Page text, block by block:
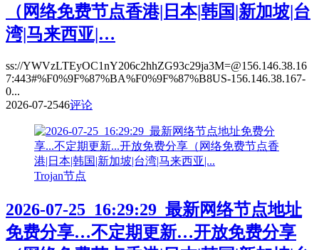
（网络免费节点香港|日本|韩国|新加坡|台
湾|马来西亚|…
ss://YWVzLTEyOC1nY206c2hhZG93c29ja3M=@156.146.38.16
7:443#%F0%9F%87%BA%F0%9F%87%B8US-156.146.38.167-
0...
2026-07-2546评论
Trojan节点
2026-07-25_16:29:29_最新网络节点地址
免费分享…不定期更新…开放免费分享